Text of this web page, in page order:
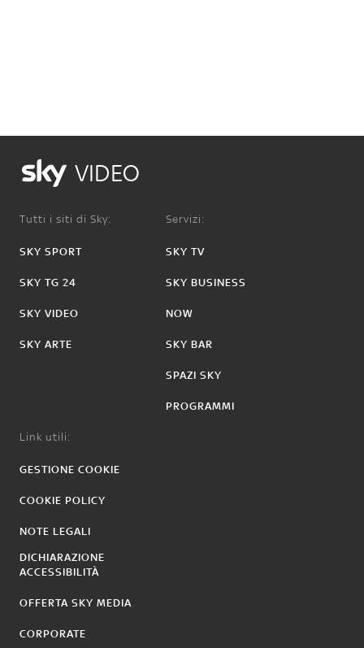
VIDEO
Tutti i siti di Sky:
SKY SPORT
SKY TG 24
SKY VIDEO
SKY ARTE
Servizi:
SKY TV
SKY BUSINESS
NOW
SKY BAR
SPAZI SKY
PROGRAMMI
Link utili:
GESTIONE COOKIE
COOKIE POLICY
NOTE LEGALI
DICHIARAZIONE
ACCESSIBILITÀ
OFFERTA SKY MEDIA
CORPORATE